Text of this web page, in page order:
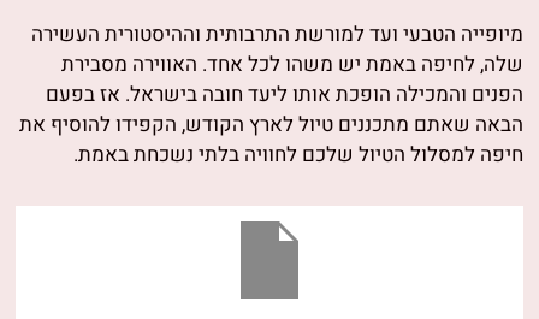
מיופייה הטבעי ועד למורשת התרבותית וההיסטורית העשירה
שלה, לחיפה באמת יש משהו לכל אחד. האווירה מסבירת
הפנים והמכילה הופכת אותו ליעד חובה בישראל. אז בפעם
הבאה שאתם מתכננים טיול לארץ הקודש, הקפידו להוסיף את
חיפה למסלול הטיול שלכם לחוויה בלתי נשכחת באמת.